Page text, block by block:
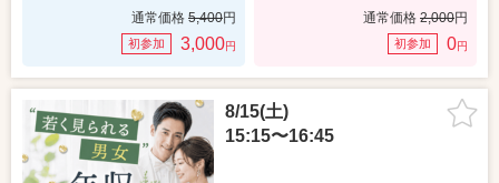
通常価格 5,400円
初参加 3,000円
通常価格 2,000円
初参加 0円
8/15(土)
15:15〜16:45